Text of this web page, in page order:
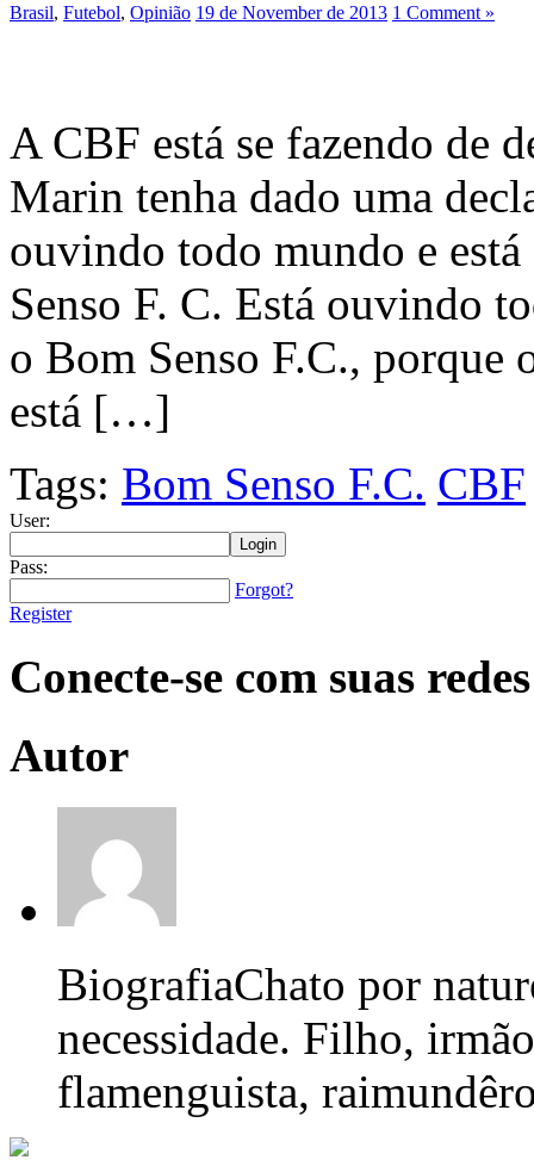
Brasil, Futebol, Opinião 19 de November de 2013 1 Comment »
A CBF está se fazendo de
Marin tenha dado uma
ouvindo todo mundo e
Senso F. C. Está ouvindo
o Bom Senso F.C., porque
está […]
Tags: Bom Senso F.C. CBF
User:
Pass:
Forgot?
Register
Conecte-se com suas redes
Autor
BiografiaChato por
necessidade. Filho,
flamenguista,